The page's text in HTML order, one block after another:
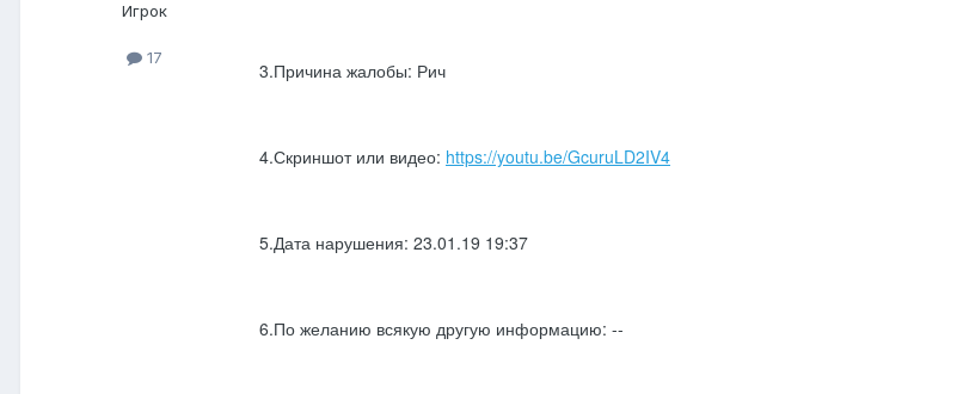
Игрок
17
3.Причина жалобы: Рич
4.Скриншот или видео: https://youtu.be/GcuruLD2IV4
5.Дата нарушения: 23.01.19 19:37
6.По желанию всякую другую информацию: --